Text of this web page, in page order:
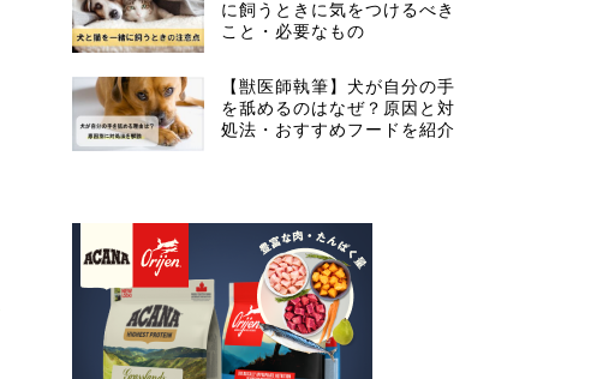
に飼うときに気をつけるべき
こと・必要なもの
【獣医師執筆】犬が自分の手
を舐めるのはなぜ？原因と対
処法・おすすめフードを紹介